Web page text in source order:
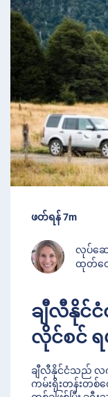
ဖတ်ရန် 7m
လုပ်ဆေ
ထုတ်ဝေ
ချီလီနိုင်
လိုင်စင် ရ
ချီလီနိုင်ငံသည်
ကမ်းရိုးတန်းတစ်